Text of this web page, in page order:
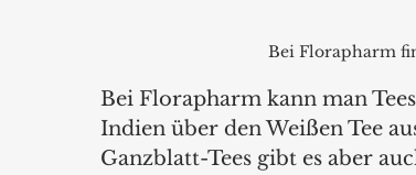
Bei Florapharm
Bei Florapharm kann man
Indien über den Weißen Tee
Ganzblatt-Tees gibt es aber